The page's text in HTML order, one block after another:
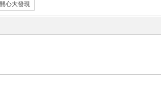
開心大發現